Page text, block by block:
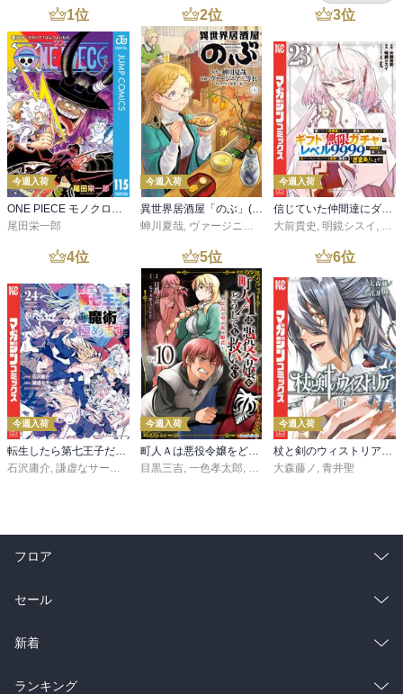
1位
今週入荷
ONE PIECE モノクロ版 115
尾田栄一郎
2位
今週入荷
異世界居酒屋「のぶ」(22)
蝉川夏哉, ヴァージニア二等兵 ,転
3位
今週入荷
信じていた仲間達にダンジョン奥地で殺されかけたがギフト『無限ガチャ』でレベル９９９９の仲間達を手に入れて元パーティーメンバーと世界に復讐＆『ざまぁ！』します！（２３）
大前貴史 , 明鏡シスイ , ｔ
4位
今週入荷
転生したら第七王子だったので、気ままに魔術を極めます（２４）
石沢庸介, 謙虚なサークル メル。
5位
今週入荷
町人Ａは悪役令嬢をどうしても救いたい ～どぶと空と氷の姫君～１０【電子書店共通特典イラスト付】
目黒三吉, 一色孝太郎, Parum
6位
今週入荷
杖と剣のウィストリア（１６）
大森藤ノ , 青井聖
フロア
総合
ラノベ
雑誌・グラビア
セール
総合
ラノベ
新着
総合
ランキング